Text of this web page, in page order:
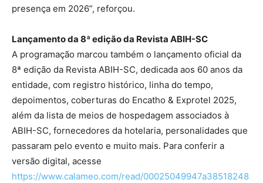
presença em 2026”, reforçou.
Lançamento da 8ª edição da Revista ABIH-SC
A programação marcou também o lançamento oficial da
8ª edição da Revista ABIH-SC, dedicada aos 60 anos da
entidade, com registro histórico, linha do tempo,
depoimentos, coberturas do Encatho & Exprotel 2025,
além da lista de meios de hospedagem associados à
ABIH-SC, fornecedores da hotelaria, personalidades que
passaram pelo evento e muito mais. Para conferir a
versão digital, acesse
https://www.calameo.com/read/00025049947a38518248